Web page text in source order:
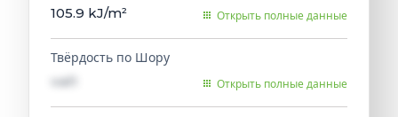
105.9 kJ/m² Открыть полные данные
Твёрдость по Шору
val1 Открыть полные данные